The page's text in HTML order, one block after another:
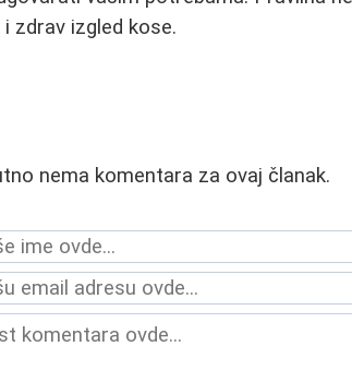
zdrav izgled kose.
nema komentara za ovaj članak.